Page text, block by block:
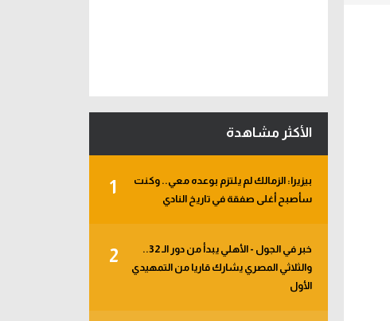
الأكثر مشاهدة
1
بيزيرا: الزمالك لم يلتزم بوعده معي.. وكنت
سأصبح أغلى صفقة في تاريخ النادي
2
خبر في الجول - الأهلي يبدأ من دور الـ 32..
والثلاثي المصري يشارك قاريا من التمهيدي
الأول